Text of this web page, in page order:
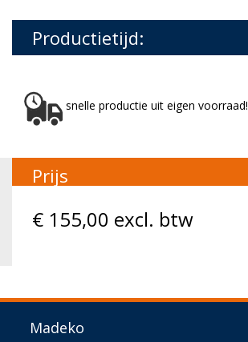
Productietijd:
snelle productie uit eigen voorraad!
Prijs
€ 155,00 excl. btw
Madeko